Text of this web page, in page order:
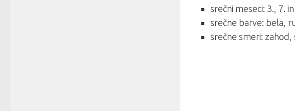
srečni meseci: 3., 7.
srečne barve: bela,
srečne smeri: